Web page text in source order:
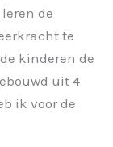
de
te
kinderen de
uit 4
ik voor de